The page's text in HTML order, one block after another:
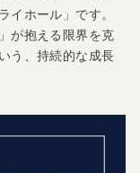
ホール」です。
が抱える限界を克
う、持続的な成長